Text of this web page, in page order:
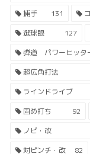
捕手
131
選球眼
127
弾道 パワーヒッタ
超広角打法
ラインドライブ
固め打ち
92
ノビ・改
対ピンチ・改
82